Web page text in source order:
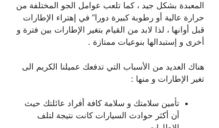
المعبدة بشكل جيد ، كما تلعب عوامل الجو المختلفة من
حرارة عالية أو رطوبة كبيرة دورا” في إهتراء الإطارات
قبل أوانها ، لذا لابد من القيام بتغير الإطارات بين فترة و
أخرى و إستبدالها بنوعيات ممتازة .
هناك العديد من الأسباب التي تدفعك عميلنا الكريم الى
تغير الإطارات و منها :
تأمين سلامتك و سلامة كافة أفراد عائلتك حيث
أن أكثر حوادث السيارات كانت نتيجة لتلف